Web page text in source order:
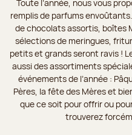
Toute l’année, nous vous
remplis de parfums
de chocolats assortis, boîtes
sélections de meringues,
petits et grands seront ravis !
aussi des assortiments
événements de l’année :
Pères, la fête des Mères et
que ce soit pour offrir ou
trouverez